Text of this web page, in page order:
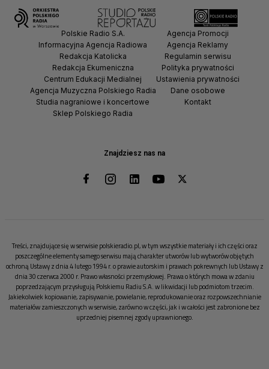
Znajdziesz nas na
Polskie Radio S.A.
Informacyjna Agencja Radiowa
Redakcja Katolicka
Redakcja Ekumeniczna
Centrum Edukacji Medialnej
Agencja Muzyczna Polskiego Radia
Studia nagraniowe i koncertowe
Sklep Polskiego Radia
Agencja Promocji
Agencja Reklamy
Regulamin serwisu
Polityka prywatności
Ustawienia prywatności
Dane osobowe
Kontakt
Treści, znajdujące się w serwisie polskieradio.pl, w tym wszystkie materiały i ich części oraz
poszczególne elementy samego serwisu mają charakter utworów lub wytworów objętych
ochroną Ustawy z dnia 4 lutego 1994 r. o prawie autorskim i prawach pokrewnych lub Ustawy z
dnia 30 czerwca 2000 r. Prawo własności przemysłowej. Prawa o których mowa w zdaniu
poprzedzającym przysługują Polskiemu Radiu S.A. w likwidacji lub podmiotom trzecim.
Jakiekolwiek kopiowanie, zapisywanie, powielanie, reprodukowanie oraz rozpowszechnianie
materiałów zamieszczonych w serwisie, zarówno w części, jak i w całości jest zabronione bez
uprzedniej pisemnej zgody uprawnionego.